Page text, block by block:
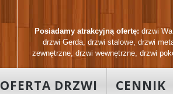
Posiadamy atrakcyjną ofertę: drzwi
drzwi Gerda, drzwi stalowe, drzwi
zewnętrzne, drzwi wewnętrzne, drzwi
OFERTA DRZWI CENNIK